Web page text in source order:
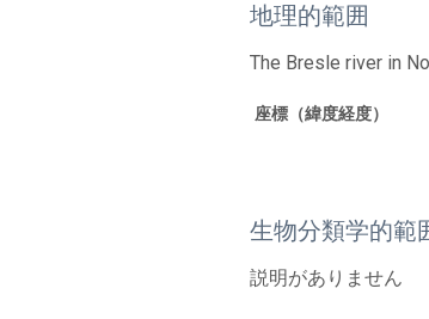
地理的範囲
The Bresle river in
座標（緯度経度）
生物分類学的範
説明がありません